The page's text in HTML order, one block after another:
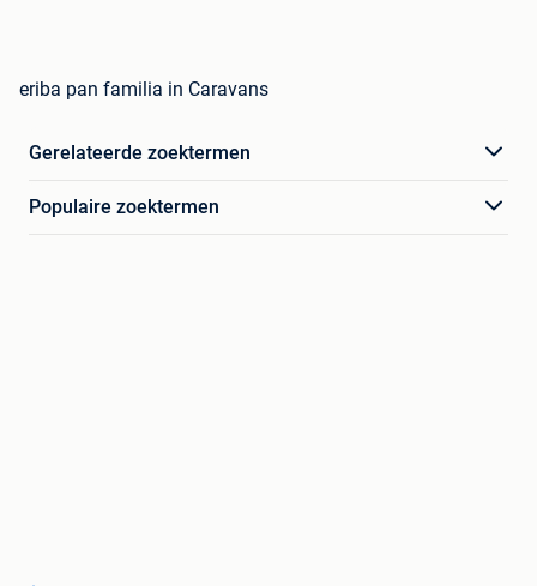
eriba pan familia in Caravans
Gerelateerde zoektermen
Populaire zoektermen